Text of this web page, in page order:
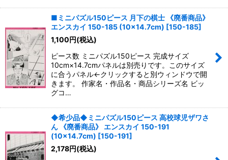
■ミニパズル150ピース 月下の棋士 《廃番商品》
エンスカイ 150-185 (10×14.7cm) [150-185]
1,100円(税込)
ピース数 ミニパズル150ピース 完成サイズ
10cm×14.7cmパネルは別売りです。このサイズ
に合うパネル←クリックすると別ウィンドウで開
きます。 作家名・作品名・商品シリーズ名 ビッ
グコ…
◆希少品◆ミニパズル150ピース 高校球児ザワさ
ん 《廃番商品》 エンスカイ 150-191
(10×14.7cm) [150-191]
2,178円(税込)